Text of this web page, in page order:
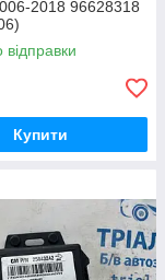
2018 96628318
відправки
Купити